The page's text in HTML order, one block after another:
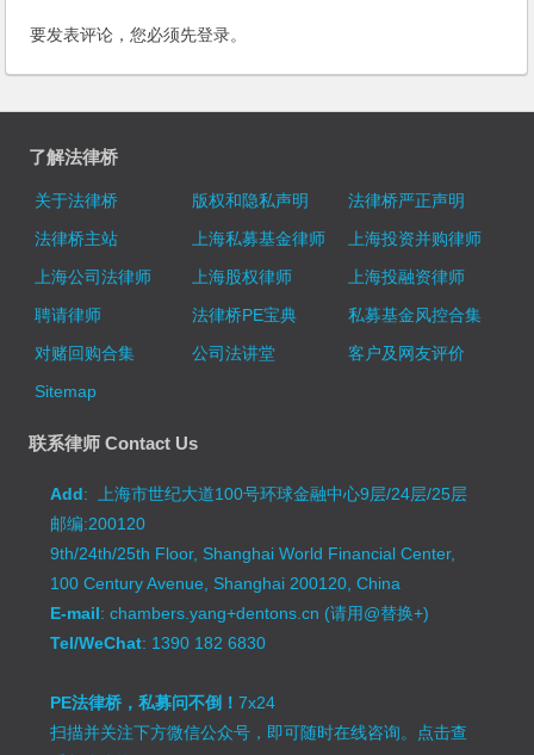
要发表评论，您必须先登录。
了解法律桥
关于法律桥 版权和隐私声明
法律桥严正声明
法律桥主站
上海私募基金律师
上海投资并购律师
上海公司法律师
上海股权律师
上海投融资律师
聘请律师
法律桥PE宝典
私募基金风控合集
对赌回购合集
公司法讲堂
客户及网友评价
Sitemap
联系律师 Contact Us
Add: 上海市世纪大道100号环球金融中心9层/24层/25层
邮编:200120
9th/24th/25th Floor, Shanghai World Financial Center,
100 Century Avenue, Shanghai 200120, China
E-mail: chambers.yang+dentons.cn (请用@替换+)
Tel/WeChat: 1390 182 6830
PE法律桥，私募问不倒！7x24
扫描并关注下方微信公众号，即可随时在线咨询。 点击查